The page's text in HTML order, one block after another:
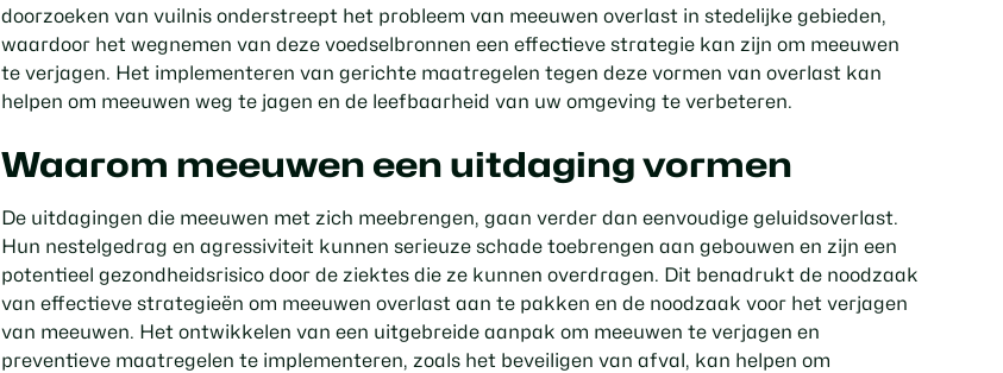
doorzoeken van vuilnis onderstreept het probleem van meeuwen overlast in stedelijke gebieden,
waardoor het wegnemen van deze voedselbronnen een effectieve strategie kan zijn om meeuwen
te verjagen. Het implementeren van gerichte maatregelen tegen deze vormen van overlast kan
helpen om meeuwen weg te jagen en de leefbaarheid van uw omgeving te verbeteren.
Waarom meeuwen een uitdaging vormen
De uitdagingen die meeuwen met zich meebrengen, gaan verder dan eenvoudige geluidsoverlast.
Hun nestelgedrag en agressiviteit kunnen serieuze schade toebrengen aan gebouwen en zijn een
potentieel gezondheidsrisico door de ziektes die ze kunnen overdragen. Dit benadrukt de noodzaak
van effectieve strategieën om meeuwen overlast aan te pakken en de noodzaak voor het verjagen
van meeuwen. Het ontwikkelen van een uitgebreide aanpak om meeuwen te verjagen en
preventieve maatregelen te implementeren, zoals het beveiligen van afval, kan helpen om